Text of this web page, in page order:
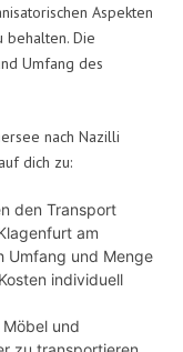
Aspekten
behalten. Die
Umfang des
nach Nazilli
dich zu:
den Transport
am
Umfang und Menge
individuell
und